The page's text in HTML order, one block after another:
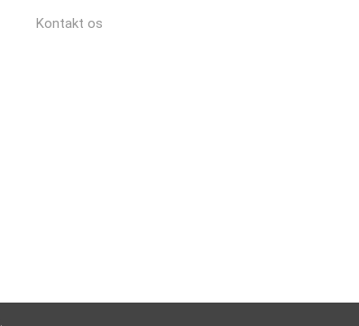
Kontakt os